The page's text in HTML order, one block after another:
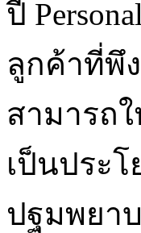
ปี
ลูกค้าที่พึ
สามารถ
เป็นประ
ปฐมพยา